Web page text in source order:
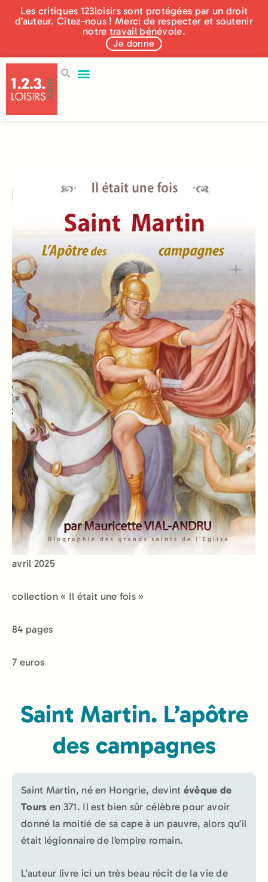
Les critiques 123loisirs sont protégées par un droit
d’auteur. Citez-nous ! Merci de respecter et soutenir
notre travail bénévole.
Je donne
avril 2025
collection « Il était une fois »
84 pages
7 euros
Saint Martin. L’apôtre
des campagnes
Saint Martin, né en Hongrie, devint évêque de
Tours en 371. Il est bien sûr célèbre pour avoir
donné la moitié de sa cape à un pauvre, alors qu’il
était légionnaire de l’empire romain.
L’auteur livre ici un très beau récit de la vie de